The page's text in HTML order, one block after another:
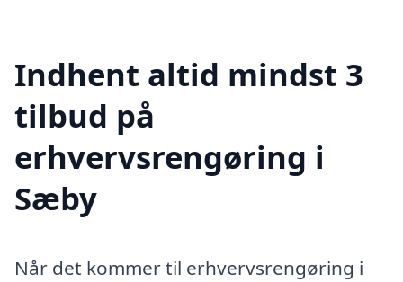
Indhent altid mindst 3
tilbud på
erhvervsrengøring i
Sæby
Når det kommer til erhvervsrengøring i